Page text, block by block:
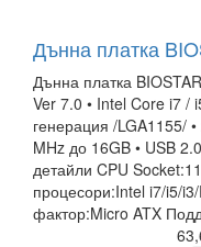
Дънна платка
Дънна платка
Ver 7.0 • Intel Core i7 /
генерация /LGA1155/
MHz до 16GB • USB
детайли CPU
процесори:Intel i7/i5/
фактор:Micro ATX